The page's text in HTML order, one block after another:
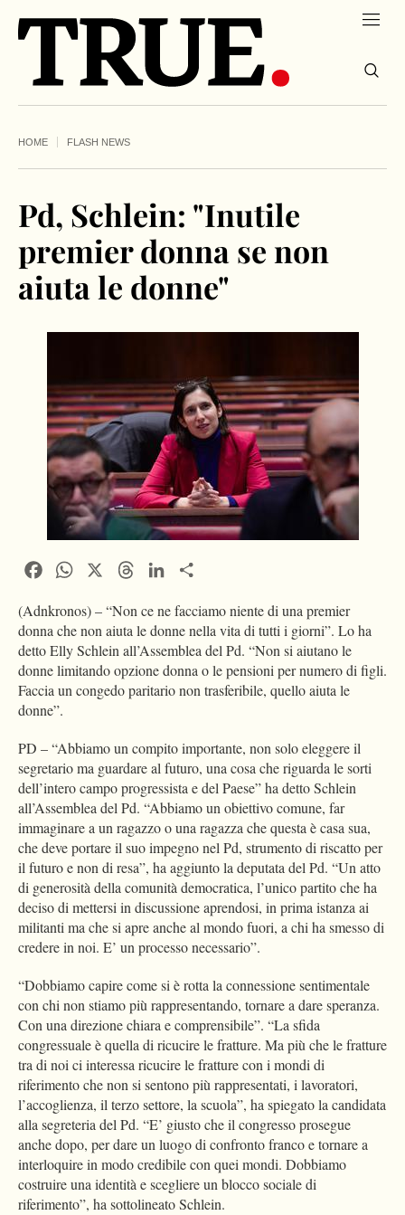
HOME FLASH NEWS
Pd, Schlein: "Inutile
premier donna se non
aiuta le donne"
FacebookWhatsApp ThreadsLinkedIn
(Adnkronos) – “Non ce ne facciamo niente di una premier
donna che non aiuta le donne nella vita di tutti i giorni”. Lo ha
detto Elly Schlein all’Assemblea del Pd. “Non si aiutano le
donne limitando opzione donna o le pensioni per numero di figli.
Faccia un congedo paritario non trasferibile, quello aiuta le
donne”.
PD – “Abbiamo un compito importante, non solo eleggere il
segretario ma guardare al futuro, una cosa che riguarda le sorti
dell’intero campo progressista e del Paese” ha detto Schlein
all’Assemblea del Pd. “Abbiamo un obiettivo comune, far
immaginare a un ragazzo o una ragazza che questa è casa sua,
che deve portare il suo impegno nel Pd, strumento di riscatto per
il futuro e non di resa”, ha aggiunto la deputata del Pd. “Un atto
di generosità della comunità democratica, l’unico partito che ha
deciso di mettersi in discussione aprendosi, in prima istanza ai
militanti ma che si apre anche al mondo fuori, a chi ha smesso di
credere in noi. E’ un processo necessario”.
“Dobbiamo capire come si è rotta la connessione sentimentale
con chi non stiamo più rappresentando, tornare a dare speranza.
Con una direzione chiara e comprensibile”. “La sfida
congressuale è quella di ricucire le fratture. Ma più che le fratture
tra di noi ci interessa ricucire le fratture con i mondi di
riferimento che non si sentono più rappresentati, i lavoratori,
l’accoglienza, il terzo settore, la scuola”, ha spiegato la candidata
alla segreteria del Pd. “E’ giusto che il congresso prosegue
anche dopo, per dare un luogo di confronto franco e tornare a
interloquire in modo credibile con quei mondi. Dobbiamo
costruire una identità e scegliere un blocco sociale di
riferimento”, ha sottolineato Schlein.